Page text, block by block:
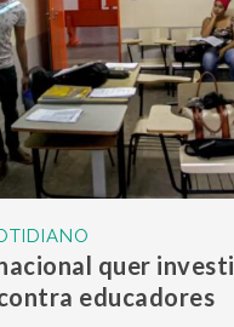
quer
educadores